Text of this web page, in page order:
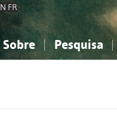
FR
Sobre Pesquisa